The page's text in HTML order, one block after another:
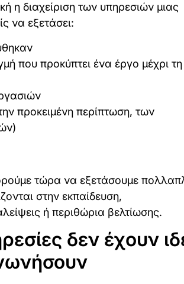
η διαχείριση των υπηρεσιών μιας
να εξετάσει:
που προκύπτει ένα έργο μέχρι τη
προκειμένη περίπτωση, των
τώρα να εξετάσουμε
στην εκπαίδευση,
ή περιθώρια βελτίωσης.
δεν έχουν